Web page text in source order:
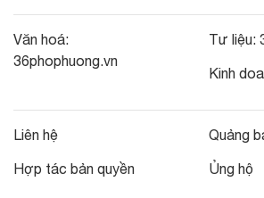
Văn hoá:
36phophuong.vn
Tư liệu:
Kinh
Liên hệ
Hợp tác bản quyền
Quảng
Ủng hộ